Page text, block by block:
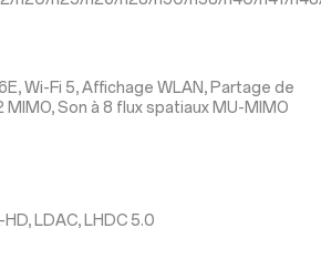
Wi-Fi 5, Affichage WLAN, Partage de
MIMO, Son à 8 flux spatiaux MU-MIMO
LDAC, LHDC 5.0